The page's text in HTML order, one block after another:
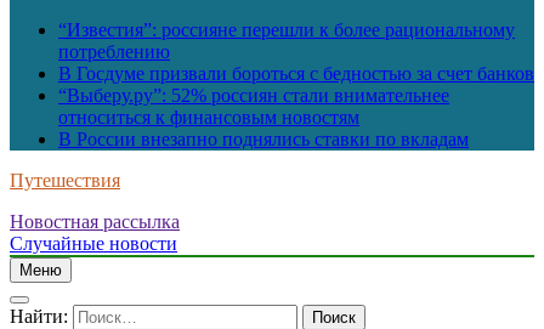
“Известия”: россияне перешли к более рациональному
потреблению
В Госдуме призвали бороться с бедностью за счет банков
“Выберу.ру”: 52% россиян стали внимательнее
относиться к финансовым новостям
В России внезапно поднялись ставки по вкладам
Путешествия
Новостная рассылка
Случайные новости
Меню
Найти: